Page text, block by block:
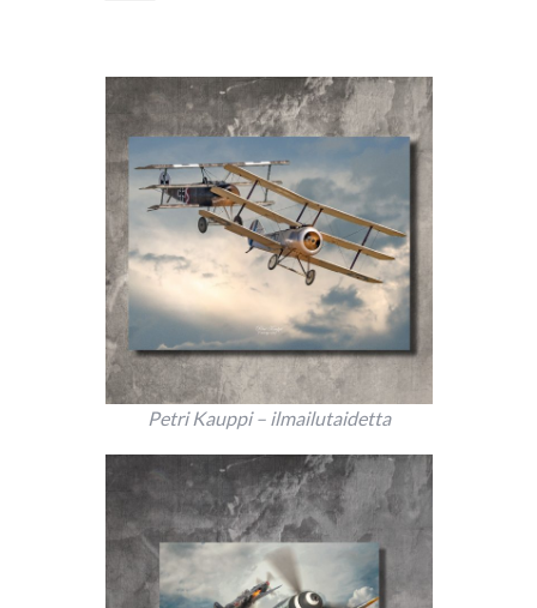
Petri Kauppi – ilmailutaidetta